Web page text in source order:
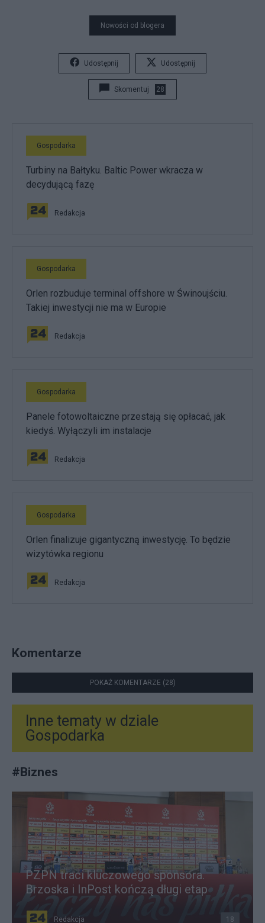
Nowości od blogera
Udostępnij Udostępnij
Skomentuj 28
Gospodarka
Turbiny na Bałtyku. Baltic Power wkracza w
decydującą fazę
Redakcja
Gospodarka
Orlen rozbuduje terminal offshore w Świnoujściu.
Takiej inwestycji nie ma w Europie
Redakcja
Gospodarka
Panele fotowoltaiczne przestają się opłacać, jak
kiedyś. Wyłączyli im instalacje
Redakcja
Gospodarka
Orlen finalizuje gigantyczną inwestycję. To będzie
wizytówka regionu
Redakcja
Komentarze
POKAŻ KOMENTARZE (28)
Inne tematy w dziale
Gospodarka
#Biznes
PZPN traci kluczowego sponsora.
Brzoska i InPost kończą długi etap
Redakcja 18